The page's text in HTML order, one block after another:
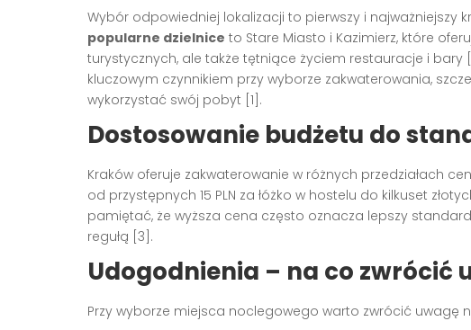
Wybór odpowiedniej lokalizacji to pierwszy i najważniejszy
popularne dzielnice to Stare Miasto i Kazimierz, które
turystycznych, ale także tętniące życiem restauracje i bary
kluczowym czynnikiem przy wyborze zakwaterowania,
wykorzystać swój pobyt [1].
Dostosowanie budżetu do
Kraków oferuje zakwaterowanie w różnych przedziałach
od przystępnych 15 PLN za łóżko w hostelu do kilkuset
pamiętać, że wyższa cena często oznacza lepszy
regułą [3].
Udogodnienia – na co zwrócić
Przy wyborze miejsca noclegowego warto zwrócić uwagę